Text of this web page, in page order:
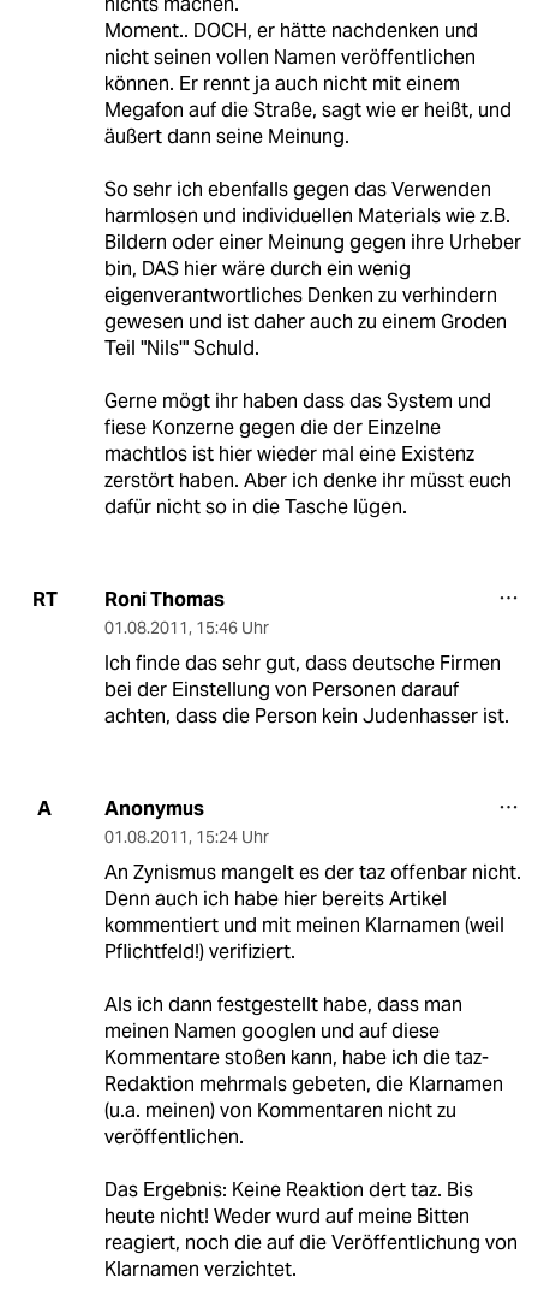
Moment.. DOCH, er hätte nachdenken und
nicht seinen vollen Namen veröffentlichen
können. Er rennt ja auch nicht mit einem
Megafon auf die Straße, sagt wie er heißt, und
äußert dann seine Meinung.
So sehr ich ebenfalls gegen das Verwenden
harmlosen und individuellen Materials wie z.B.
Bildern oder einer Meinung gegen ihre Urheber
bin, DAS hier wäre durch ein wenig
eigenverantwortliches Denken zu verhindern
gewesen und ist daher auch zu einem Groden
Teil "Nils'" Schuld.
Gerne mögt ihr haben dass das System und
fiese Konzerne gegen die der Einzelne
machtlos ist hier wieder mal eine Existenz
zerstört haben. Aber ich denke ihr müsst euch
dafür nicht so in die Tasche lügen.
RT Roni Thomas
01.08.2011, 15:46 Uhr
Ich finde das sehr gut, dass deutsche Firmen
bei der Einstellung von Personen darauf
achten, dass die Person kein Judenhasser ist.
A Anonymus
01.08.2011, 15:24 Uhr
An Zynismus mangelt es der taz offenbar nicht.
Denn auch ich habe hier bereits Artikel
kommentiert und mit meinen Klarnamen (weil
Pflichtfeld!) verifiziert.
Als ich dann festgestellt habe, dass man
meinen Namen googlen und auf diese
Kommentare stoßen kann, habe ich die taz-
Redaktion mehrmals gebeten, die Klarnamen
(u.a. meinen) von Kommentaren nicht zu
veröffentlichen.
Das Ergebnis: Keine Reaktion dert taz. Bis
heute nicht! Weder wurd auf meine Bitten
reagiert, noch die auf die Veröffentlichung von
Klarnamen verzichtet.